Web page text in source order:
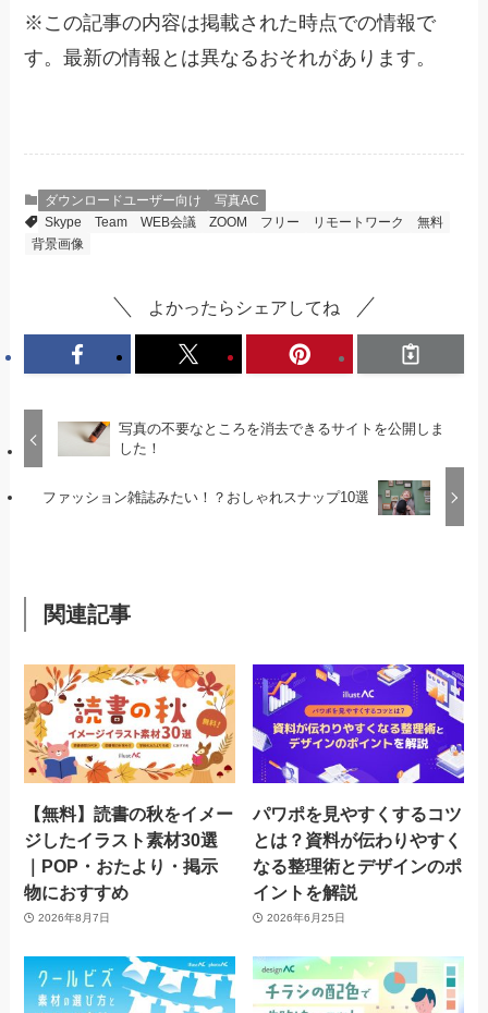
※ この記事の内容は掲載された時点での情報で
す。最新の情報とは異なるおそれがあります。
ダウンロードユーザー向け
写真AC
Skype
Team WEB会議 ZOOM フリー リモートワーク
無料
背景画像
よかったらシェアしてね
写真の不要なところを消去できるサイトを公開しま
した！
ファッション雑誌みたい！？おしゃれスナップ10選
関連記事
【無料】読書の秋をイメー
ジしたイラスト素材30選
｜POP・おたより・掲示
物におすすめ
2026年8月7日
パワポを見やすくするコツ
とは？資料が伝わりやすく
なる整理術とデザインのポ
イントを解説
2026年6月25日